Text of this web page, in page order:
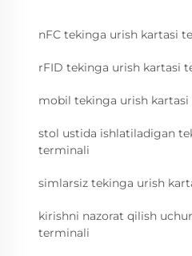
nFC tekinga urish kartasi
rFID tekinga urish kartasi
mobil tekinga urish
stol ustida ishlatiladigan
terminali
simlarsiz tekinga urish
kirishni nazorat qilish
terminali